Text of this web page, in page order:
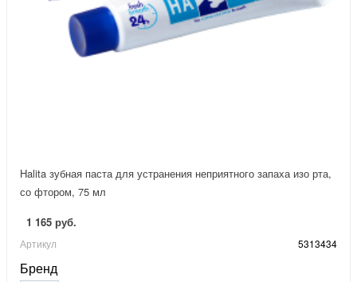
Halita зубная паста для устранения неприятного запаха изо рта,
со фтором, 75 мл
1 165 руб.
Артикул 5313434
Бренд